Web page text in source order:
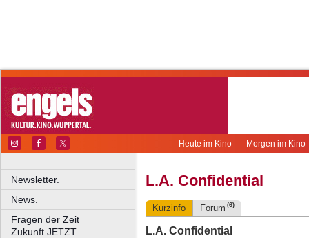
Morgen im Kino
Heute im Kino
Newsletter.
News.
Fragen der Zeit
Zukunft JETZT
L.A. Confidential
Kurzinfo Forum (6)
L.A. Confidential